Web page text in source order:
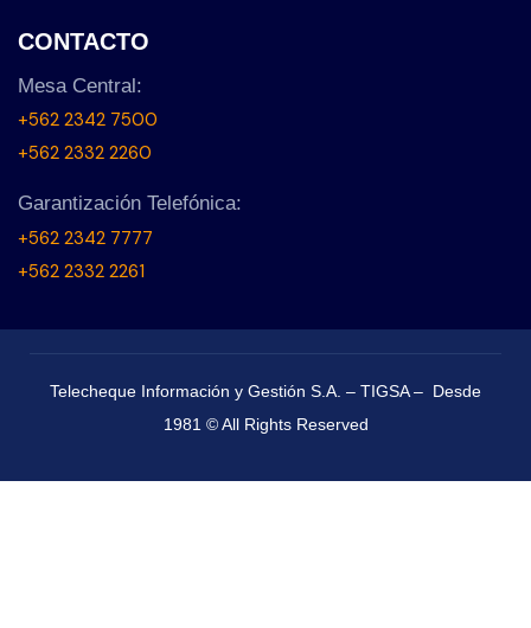
CONTACTO
Mesa Central:
+562 2342 7500
+562 2332 2260
Garantización Telefónica:
+562 2342 7777
+562 2332 2261
Telecheque Información y Gestión S.A. – TIGSA – Desde
1981 © All Rights Reserved